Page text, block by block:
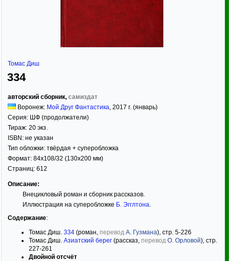
Томас Диш
334
авторский сборник, самиздат
Воронеж: Мой Друг Фантастика, 2017 г. (январь)
Серия: ШФ (продолжатели)
Тираж: 20 экз.
ISBN: не указан
Тип обложки: твёрдая + суперобложка
Формат: 84x108/32 (130x200 мм)
Страниц: 612
Описание:
Внецикловый роман и сборник рассказов.
Иллюстрация на суперобложке Б. Эгглтона.
Содержание:
Томас Диш. 334 (роман, перевод А. Гузмана), стр. 5-226
Томас Диш. Азиатский берег (рассказ, перевод О. Орловой), стр.
227-261
Двойной отсчёт